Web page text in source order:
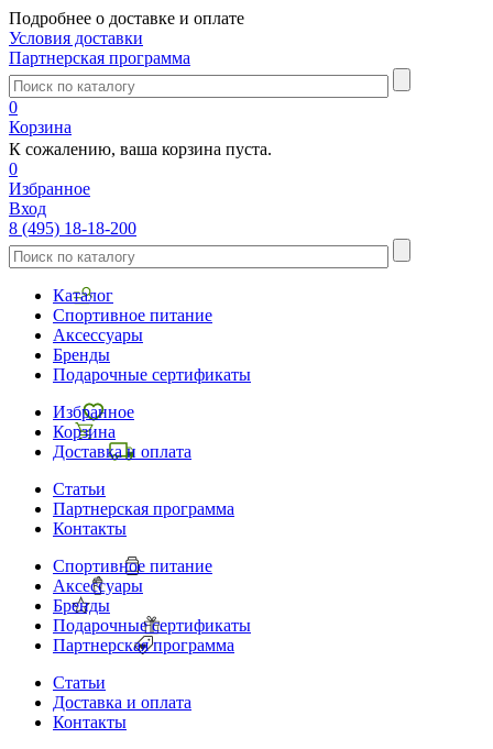
Подробнее о доставке и оплате
Условия доставки
Партнерская программа
0
Корзина
К сожалению, ваша корзина пуста.
0
Избранное
Вход
8 (495) 18-18-200
Каталог
Спортивное питание
Аксессуары
Бренды
Подарочные сертификаты
Избранное
Корзина
Доставка и оплата
Статьи
Партнерская программа
Контакты
Спортивное питание
Аксессуары
Бренды
Подарочные сертификаты
Партнерская программа
Статьи
Доставка и оплата
Контакты